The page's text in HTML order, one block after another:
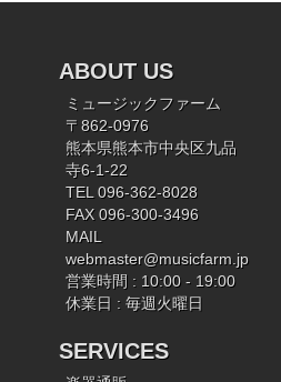
ABOUT US
ミュージックファーム
〒862-0976
熊本県熊本市中央区九品
寺6-1-22
TEL 096-362-8028
FAX 096-300-3496
MAIL
webmaster@musicfarm.jp
営業時間 : 10:00 - 19:00
休業日 : 毎週火曜日
SERVICES